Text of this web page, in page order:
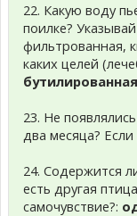
22. Какую воду
поилке?
фильтрованная,
каких целей
23. Не
два месяца?
24. Содержится
есть другая
самочувствие?: